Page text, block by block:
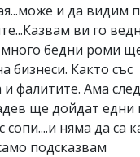
и да видим
ви го
много бедни роми
бизнеси. Както със
фалитите. Ама
ще дойдат едни
сопи....и няма да са
подсказвам